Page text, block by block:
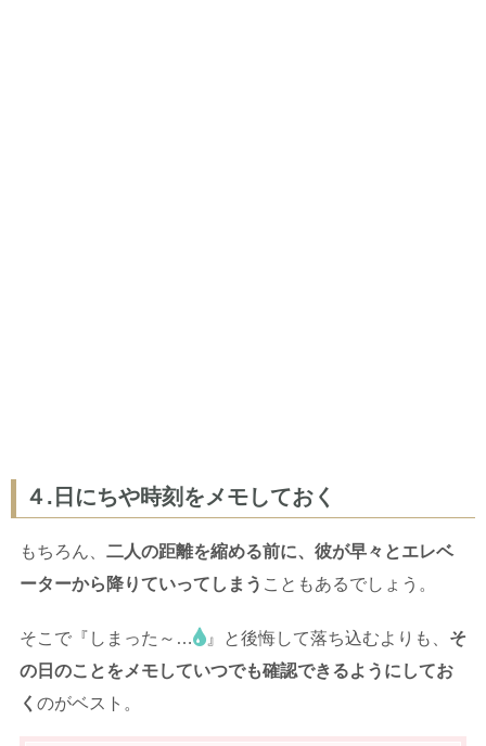
４.日にちや時刻をメモしておく
もちろん、 二人の距離を縮める前に、彼が早々とエレベ
ーターから降りていってしまう こともあるでしょう。
そこで『しまった～… 』と後悔して落ち込むよりも、 そ
の日のことをメモしていつでも確認できるようにしてお
く のがベスト。